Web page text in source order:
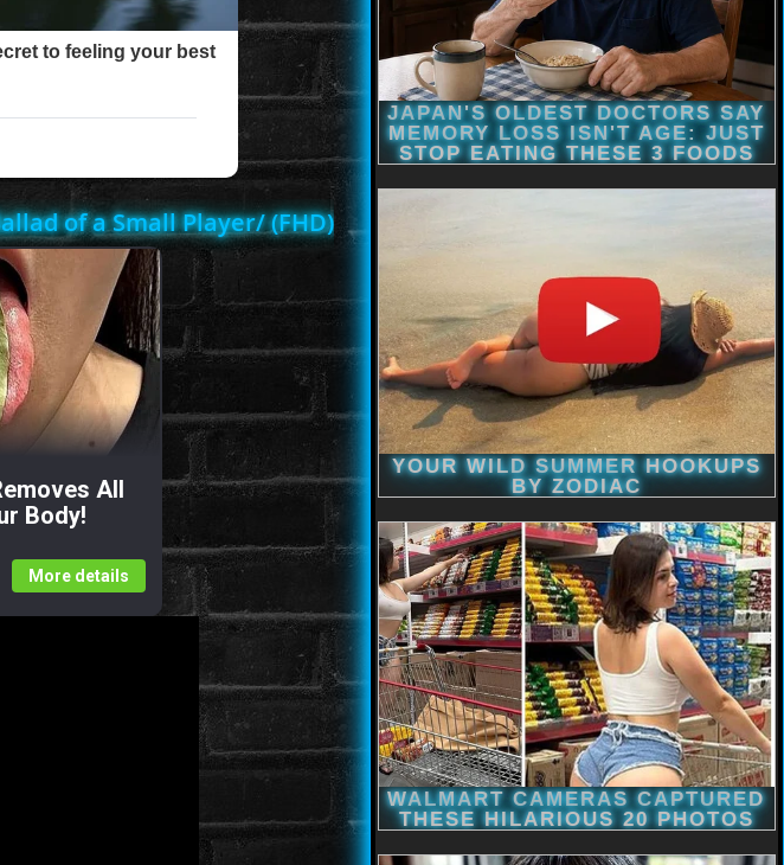
of a Small Player/ (FHD)
All
Body!
More details